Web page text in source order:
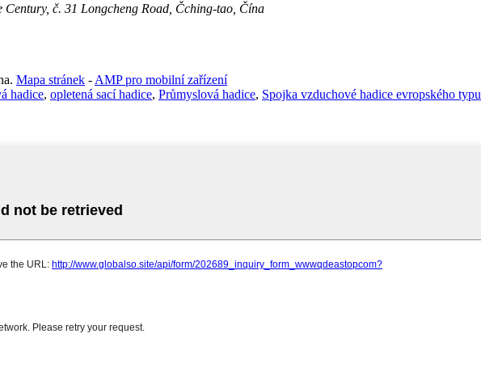
Century, č. 31 Longcheng Road, Čching-tao, Čína
Mapa stránek - AMP pro mobilní zařízení
hadice, opletená sací hadice, Průmyslová hadice, Spojka vzduchové hadice evropského typu